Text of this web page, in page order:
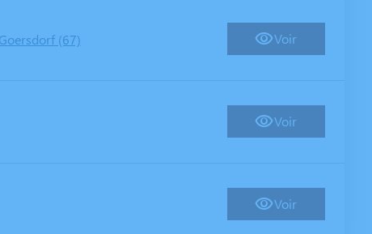
Goersdorf (67) Voir
Voir
Voir